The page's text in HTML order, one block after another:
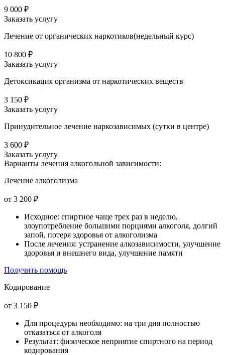
9 000 ₽
Заказать услугу
Лечение от органических наркотиков(недельный курс)
10 800 ₽
Заказать услугу
Детоксикация организма от наркотических веществ
3 150 ₽
Заказать услугу
Принудительное лечение наркозависимых (сутки в центре)
3 600 ₽
Заказать услугу
Варианты лечения алкогольной зависимости:
Лечение алкоголизма
от 3 200 ₽
Исходное: спиртное чаще трех раз в неделю,
злоупотребление большими порциями алкоголя, долгий
запой, потеря здоровья от алкоголизма
После лечения: устранение алкозависимости, улучшение
здоровья и внешнего вида, улучшение памяти
Получить помощь
Кодирование
от 3 150 ₽
Для процедуры необходимо: на три дня полностью
отказаться от алкоголя
Результат: физическое неприятие спиртного на период
кодирования